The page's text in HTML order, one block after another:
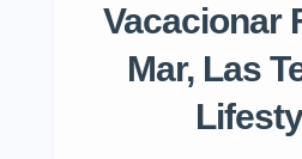
Vacacionar
Mar, Las